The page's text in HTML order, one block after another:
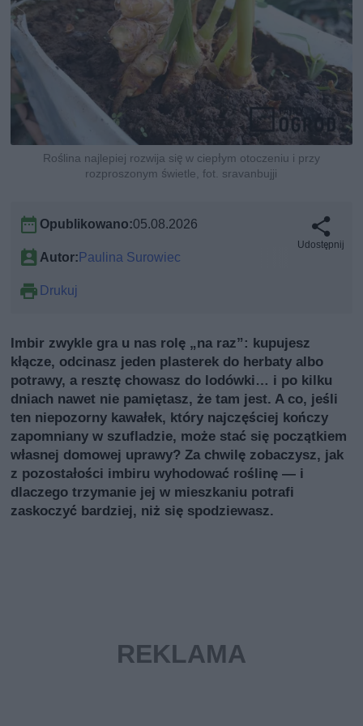
Roślina najlepiej rozwija się w ciepłym otoczeniu i przy
rozproszonym świetle, fot. sravanbujji
Opublikowano:05.08.2026
Autor:Paulina Surowiec
Drukuj
Udostępnij
Imbir zwykle gra u nas rolę „na raz”: kupujesz
kłącze, odcinasz jeden plasterek do herbaty albo
potrawy, a resztę chowasz do lodówki… i po kilku
dniach nawet nie pamiętasz, że tam jest. A co, jeśli
ten niepozorny kawałek, który najczęściej kończy
zapomniany w szufladzie, może stać się początkiem
własnej domowej uprawy? Za chwilę zobaczysz, jak
z pozostałości imbiru wyhodować roślinę — i
dlaczego trzymanie jej w mieszkaniu potrafi
zaskoczyć bardziej, niż się spodziewasz.